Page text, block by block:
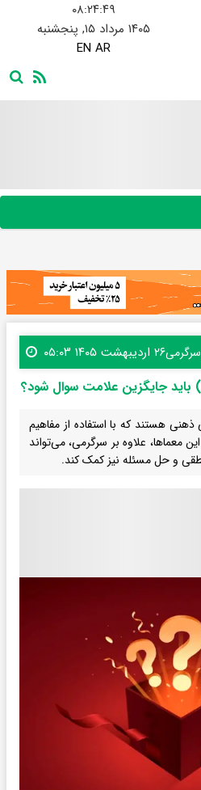
۰۸:۲۴:۵۰
۱۴۰۵ مرداد ۱۵, پنجشنبه
EN AR
۲۶ اردیبهشت ۱۴۰۵ ۰۵:۰۳
هستند که با استفاده از مفاهیم
علاوه بر سرگرمی، می‌تواند
و حل مسئله نیز کمک کند.